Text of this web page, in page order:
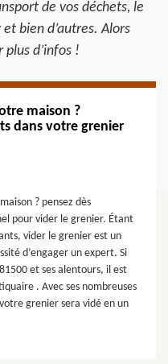
de vos déchets, le
bien d’autres. Alors
plus d’infos !
maison ?
dans votre grenier
? pensez dès
pour vider le grenier. Étant
vider le grenier est un
d’engager un expert. Si
et ses alentours, il est
. Avec ses nombreuses
grenier sera vidé en un